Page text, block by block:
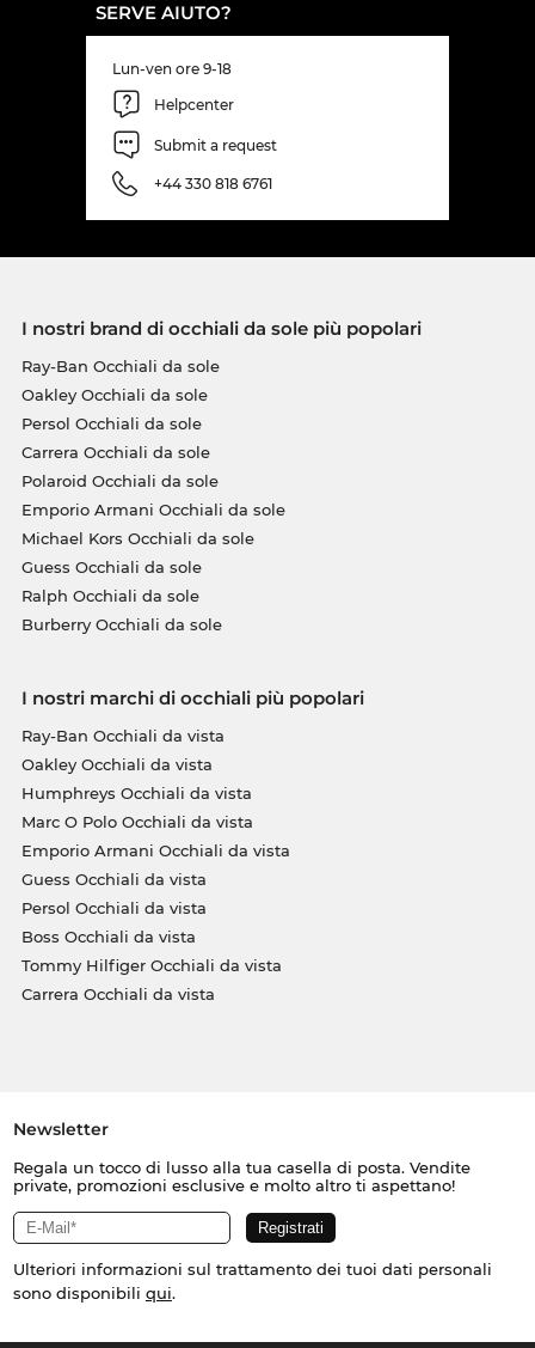
SERVE AIUTO?
Lun-ven ore 9-18
Helpcenter
Submit a request
+44 330 818 6761
I nostri brand di occhiali da sole più popolari
Ray-Ban Occhiali da sole
Oakley Occhiali da sole
Persol Occhiali da sole
Carrera Occhiali da sole
Polaroid Occhiali da sole
Emporio Armani Occhiali da sole
Michael Kors Occhiali da sole
Guess Occhiali da sole
Ralph Occhiali da sole
Burberry Occhiali da sole
I nostri marchi di occhiali più popolari
Ray-Ban Occhiali da vista
Oakley Occhiali da vista
Humphreys Occhiali da vista
Marc O Polo Occhiali da vista
Emporio Armani Occhiali da vista
Guess Occhiali da vista
Persol Occhiali da vista
Boss Occhiali da vista
Tommy Hilfiger Occhiali da vista
Carrera Occhiali da vista
Newsletter
Regala un tocco di lusso alla tua casella di posta. Vendite
private, promozioni esclusive e molto altro ti aspettano!
Ulteriori informazioni sul trattamento dei tuoi dati personali
sono disponibili qui.